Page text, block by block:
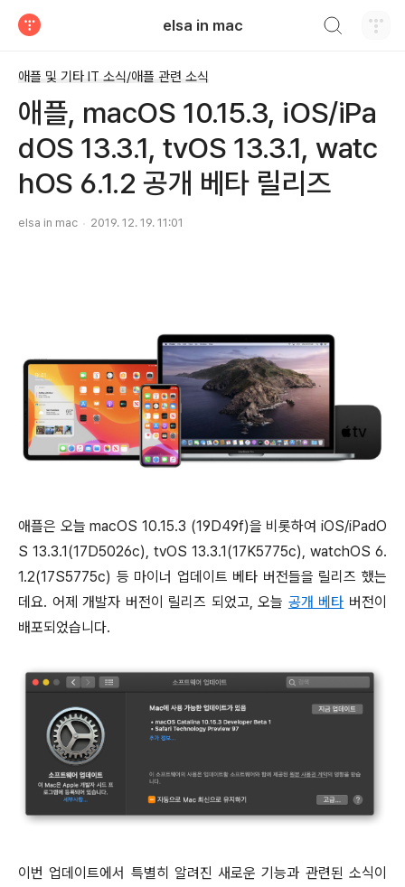
elsa in mac
애플 및 기타 IT 소식/애플 관련 소식
애플, macOS 10.15.3, iOS/iPa
dOS 13.3.1, tvOS 13.3.1, watc
hOS 6.1.2 공개 베타 릴리즈
elsa in mac 2019. 12. 19. 11:01
애플은 오늘 macOS 10.15.3 (19D49f)을 비롯하여 iOS/iPadO
S 13.3.1(17D5026c), tvOS 13.3.1(17K5775c), watchOS 6.
1.2(17S5775c) 등 마이너 업데이트 베타 버전들을 릴리즈 했는
데요. 어제 개발자 버전이 릴리즈 되었고, 오늘 공개 베타 버전이
배포되었습니다.
이번 업데이트에서 특별히 알려진 새로운 기능과 관련된 소식이